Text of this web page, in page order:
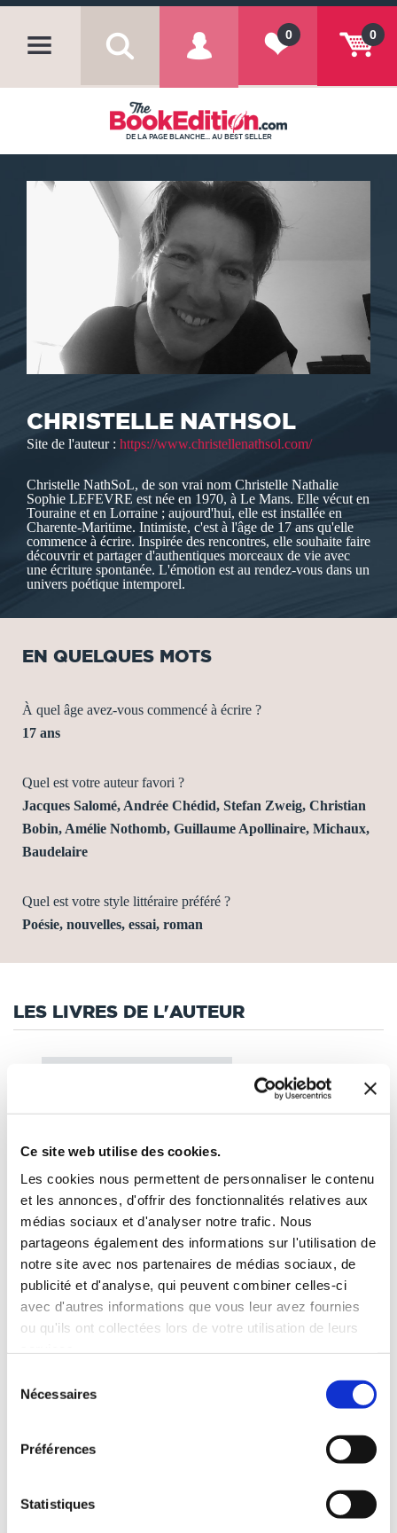
Ce site web utilise des cookies.
Les cookies nous permettent de personnaliser le contenu
et les annonces, d'offrir des fonctionnalités relatives aux
médias sociaux et d'analyser notre trafic. Nous
partageons également des informations sur l'utilisation de
notre site avec nos partenaires de médias sociaux, de
publicité et d'analyse, qui peuvent combiner celles-ci
avec d'autres informations que vous leur avez fournies
ou qu'ils ont collectées lors de votre utilisation de leurs
Nécessaires
Préférences
Statistiques
0
0
DE LA PAGE BLANCHE... AU BEST SELLER
CHRISTELLE NATHSOL
Site de l'auteur : https://www.christellenathsol.com/
Christelle NathSoL, de son vrai nom Christelle Nathalie
Sophie LEFEVRE est née en 1970, à Le Mans. Elle vécut en
Touraine et en Lorraine ; aujourd'hui, elle est installée en
Charente-Maritime. Intimiste, c'est à l'âge de 17 ans qu'elle
commence à écrire. Inspirée des rencontres, elle souhaite faire
découvrir et partager d'authentiques morceaux de vie avec
une écriture spontanée. L'émotion est au rendez-vous dans un
univers poétique intemporel.
EN QUELQUES MOTS
À quel âge avez-vous commencé à écrire ?
17 ans
Quel est votre auteur favori ?
Jacques Salomé, Andrée Chédid, Stefan Zweig, Christian
Bobin, Amélie Nothomb, Guillaume Apollinaire, Michaux,
Baudelaire
Quel est votre style littéraire préféré ?
Poésie, nouvelles, essai, roman
LES LIVRES DE L'AUTEUR
REFLETS D'AIMER
(0 avis)
Christelle NathSoL
À FLEUR DE MAUX